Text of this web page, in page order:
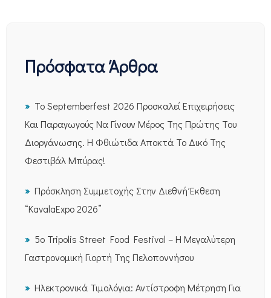
Πρόσφατα Άρθρα
Το Septemberfest 2026 Προσκαλεί Επιχειρήσεις
Και Παραγωγούς Να Γίνουν Μέρος Της Πρώτης Του
Διοργάνωσης. Η Φθιώτιδα Αποκτά Το Δικό Της
Φεστιβάλ Μπύρας!
Πρόσκληση Συμμετοχής Στην Διεθνή Έκθεση
“KavalaExpo 2026”
5ο Tripolis Street Food Festival – Η Μεγαλύτερη
Γαστρονομική Γιορτή Της Πελοποννήσου
Ηλεκτρονικά Τιμολόγια: Αντίστροφη Μέτρηση Για